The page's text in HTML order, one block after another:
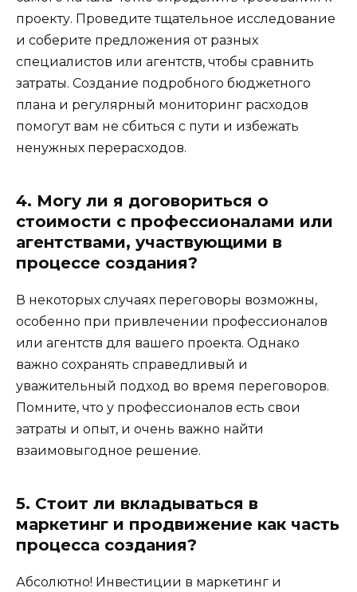
проекту. Проведите тщательное исследование
и соберите предложения от разных
специалистов или агентств, чтобы сравнить
затраты. Создание подробного бюджетного
плана и регулярный мониторинг расходов
помогут вам не сбиться с пути и избежать
ненужных перерасходов.
4. Могу ли я договориться о
стоимости с профессионалами или
агентствами, участвующими в
процессе создания?
В некоторых случаях переговоры возможны,
особенно при привлечении профессионалов
или агентств для вашего проекта. Однако
важно сохранять справедливый и
уважительный подход во время переговоров.
Помните, что у профессионалов есть свои
затраты и опыт, и очень важно найти
взаимовыгодное решение.
5. Стоит ли вкладываться в
маркетинг и продвижение как часть
процесса создания?
Абсолютно! Инвестиции в маркетинг и